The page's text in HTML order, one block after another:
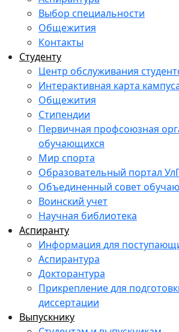
Выбор специальности
Общежития
Контакты
Студенту
Центр обслуживания
Интерактивная карта
Общежития
Стипендии
Первичная профсоюзная
обучающихся
Мир спорта
Образовательный портал
Объединенный совет
Воинский учет
Научная библиотека
Аспиранту
Информация для
Аспирантура
Докторантура
Прикрепление для
диссертации
Выпускнику